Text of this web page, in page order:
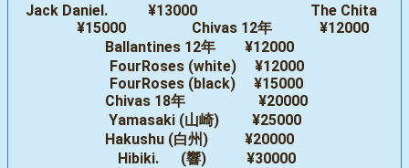
Jack Daniel. ¥13000 The Chita
¥15000 Chivas 12年 ¥12000
Ballantines 12年 ¥12000
FourRoses (white) ¥12000
FourRoses (black) ¥15000
Chivas 18年 ¥20000
Yamasaki (山崎) ¥25000
Hakushu (白州) ¥20000
Hibiki. (響) ¥30000